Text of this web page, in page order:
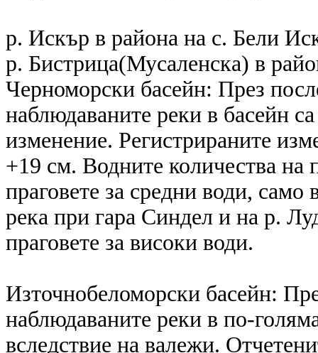
р. Искър в района на с. Бели
р. Бистрица(Мусаленска) в
Черноморски басейн: През
наблюдаваните реки в басейн
изменение. Регистрираните
+19 см. Водните количества на
праговете за средни води,
река при гара Синдел и на р.
праговете за високи води.
Източнобеломорски басейн:
наблюдаваните реки в по-
вследствие на валежи.